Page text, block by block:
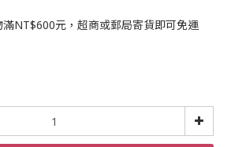
NT$600元，超商或郵局寄貨即可免運